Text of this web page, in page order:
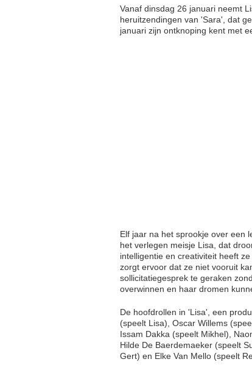
Vanaf dinsdag 26 januari neemt
heruitzendingen van 'Sara', dat
januari zijn ontknoping kent met
Elf jaar na het sprookje over een
het verlegen meisje Lisa, dat
intelligentie en creativiteit heeft
zorgt ervoor dat ze niet vooruit
sollicitatiegesprek te geraken
overwinnen en haar dromen
De hoofdrollen in 'Lisa', een
(speelt Lisa), Oscar Willems
Issam Dakka (speelt Mikhel),
Hilde De Baerdemaeker (speelt
Gert) en Elke Van Mello (speelt